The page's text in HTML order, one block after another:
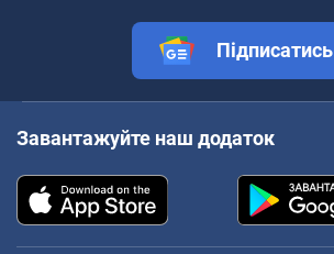
Підписатись
Завантажуйте наш додаток